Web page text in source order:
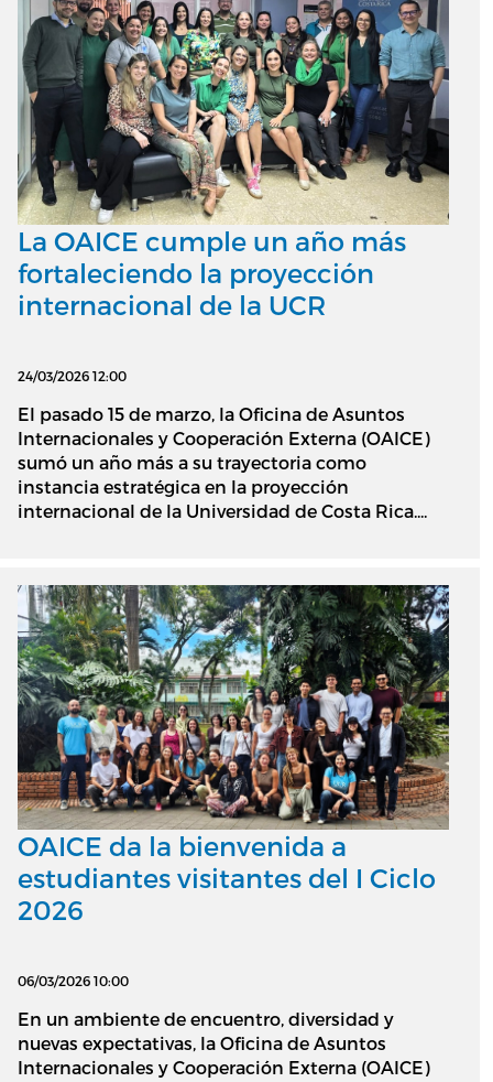
La OAICE cumple un año más
fortaleciendo la proyección
internacional de la UCR
24/03/2026 12:00
El pasado 15 de marzo, la Oficina de Asuntos
Internacionales y Cooperación Externa (OAICE)
sumó un año más a su trayectoria como
instancia estratégica en la proyección
internacional de la Universidad de Costa Rica....
OAICE da la bienvenida a
estudiantes visitantes del I Ciclo
2026
06/03/2026 10:00
En un ambiente de encuentro, diversidad y
nuevas expectativas, la Oficina de Asuntos
Internacionales y Cooperación Externa (OAICE)